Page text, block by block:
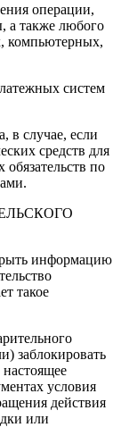
операции,
а также любого
компьютерных,
систем
в случае, если
средств для
обязательств по
информацию
такое
заблокировать
условия
действия
или